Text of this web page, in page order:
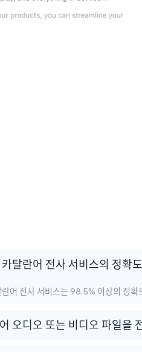
탈란어 전사 서비스의 정확
어 전사 서비스는 98.5% 이상의 정확
오디오 또는 비디오 파일을